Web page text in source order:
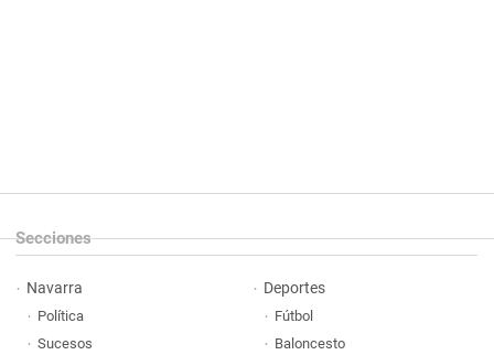
Secciones
Navarra
Política
Sucesos
Deportes
Fútbol
Baloncesto